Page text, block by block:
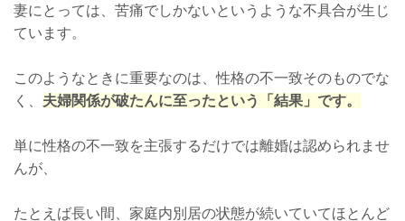
妻にとっては、苦痛でしかないというような不具合が生じ
ています。
このようなときに重要なのは、性格の不一致そのものでな
く、 夫婦関係が破たんに至ったという「結果」です。
単に性格の不一致を主張するだけでは離婚は認められませ
んが、
たとえば長い間、家庭内別居の状態が続いていてほとんど